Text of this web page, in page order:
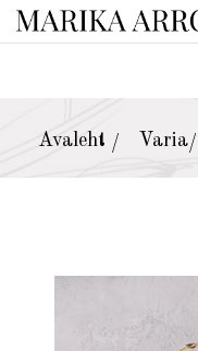
Avaleht / Varia/